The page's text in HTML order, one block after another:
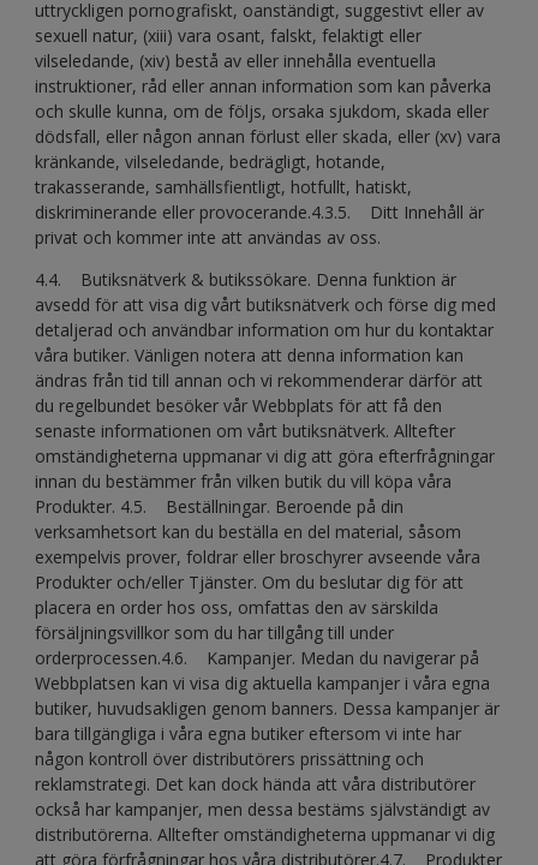
uttryckligen pornografiskt, oanständigt, suggestivt eller av
sexuell natur, (xiii) vara osant, falskt, felaktigt eller
vilseledande, (xiv) bestå av eller innehålla eventuella
instruktioner, råd eller annan information som kan påverka
och skulle kunna, om de följs, orsaka sjukdom, skada eller
dödsfall, eller någon annan förlust eller skada, eller (xv) vara
kränkande, vilseledande, bedrägligt, hotande,
trakasserande, samhällsfientligt, hotfullt, hatiskt,
diskriminerande eller provocerande.4.3.5. Ditt Innehåll är
privat och kommer inte att användas av oss.
4.4. Butiksnätverk & butikssökare. Denna funktion är
avsedd för att visa dig vårt butiksnätverk och förse dig med
detaljerad och användbar information om hur du kontaktar
våra butiker. Vänligen notera att denna information kan
ändras från tid till annan och vi rekommenderar därför att
du regelbundet besöker vår Webbplats för att få den
senaste informationen om vårt butiksnätverk. Alltefter
omständigheterna uppmanar vi dig att göra efterfrågningar
innan du bestämmer från vilken butik du vill köpa våra
Produkter. 4.5. Beställningar. Beroende på din
verksamhetsort kan du beställa en del material, såsom
exempelvis prover, foldrar eller broschyrer avseende våra
Produkter och/eller Tjänster. Om du beslutar dig för att
placera en order hos oss, omfattas den av särskilda
försäljningsvillkor som du har tillgång till under
orderprocessen.4.6. Kampanjer. Medan du navigerar på
Webbplatsen kan vi visa dig aktuella kampanjer i våra egna
butiker, huvudsakligen genom banners. Dessa kampanjer är
bara tillgängliga i våra egna butiker eftersom vi inte har
någon kontroll över distributörers prissättning och
reklamstrategi. Det kan dock hända att våra distributörer
också har kampanjer, men dessa bestäms självständigt av
distributörerna. Alltefter omständigheterna uppmanar vi dig
att göra förfrågningar hos våra distributörer.4.7. Produkter